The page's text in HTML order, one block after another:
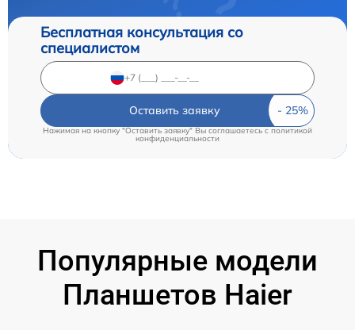
Бесплатная консультация со
специалистом
Оставить заявку
Нажимая на кнопку "Оставить заявку" Вы соглашаетесь cполитикой
конфиденциальности
Популярные модели
Планшетов Haier